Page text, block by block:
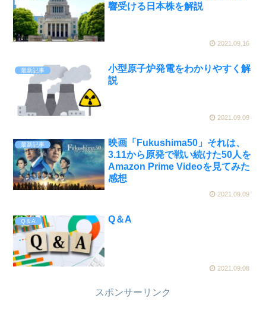
響受ける日本株を解説
2021.09.16
最新記事
小型原子炉発電をわかりやすく解
説
2021.09.09
最新記事
映画「Fukushima50」それは、
3.11から原発で戦い続けた50人を
Amazon Prime Videoを見てみた
感想
2021.09.09
Q＆A Q＆A
2021.09.08
スポンサーリンク